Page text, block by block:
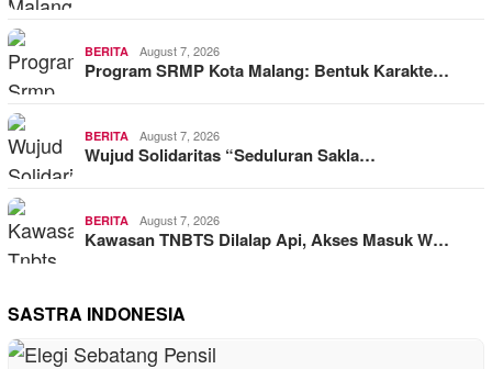
BERITA August 7, 2026
Program SRMP Kota Malang: Bentuk Karakte…
BERITA August 7, 2026
Wujud Solidaritas “Seduluran Sakla…
BERITA August 7, 2026
Kawasan TNBTS Dilalap Api, Akses Masuk W…
SASTRA INDONESIA